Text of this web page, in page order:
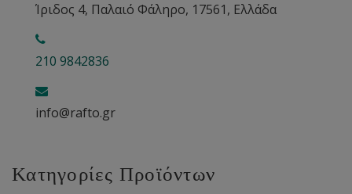
Ίριδος 4, Παλαιό Φάληρο, 17561, Ελλάδα
210 9842836
info@rafto.gr
Κατηγορίες Προϊόντων